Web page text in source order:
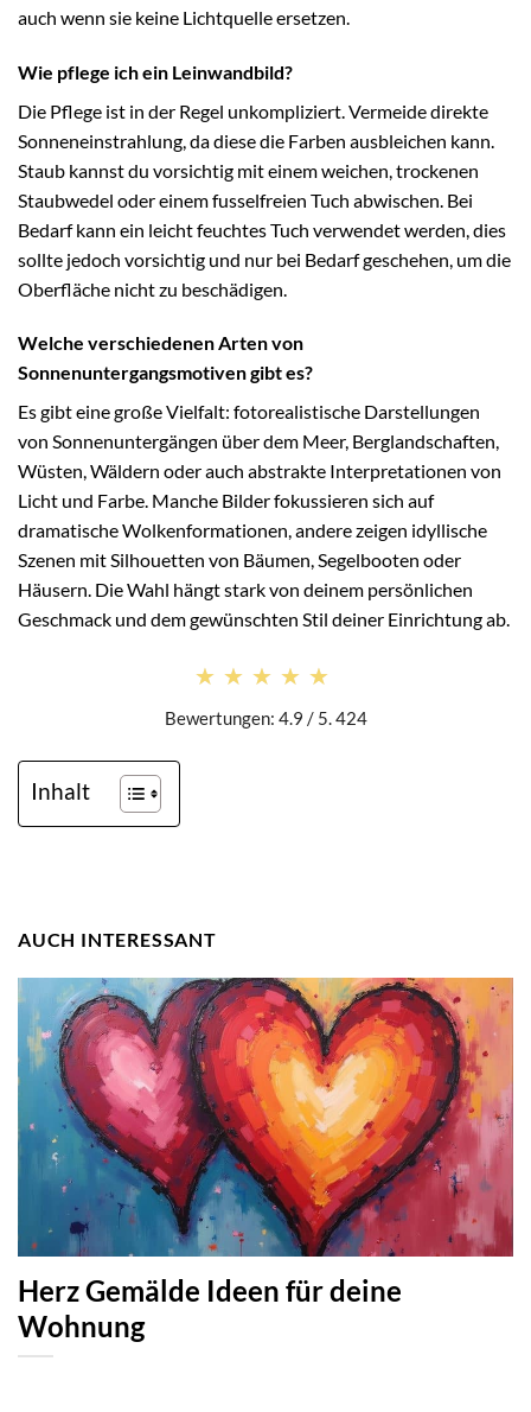
auch wenn sie keine Lichtquelle ersetzen.
Wie pflege ich ein Leinwandbild?
Die Pflege ist in der Regel unkompliziert. Vermeide direkte
Sonneneinstrahlung, da diese die Farben ausbleichen kann.
Staub kannst du vorsichtig mit einem weichen, trockenen
Staubwedel oder einem fusselfreien Tuch abwischen. Bei
Bedarf kann ein leicht feuchtes Tuch verwendet werden, dies
sollte jedoch vorsichtig und nur bei Bedarf geschehen, um die
Oberfläche nicht zu beschädigen.
Welche verschiedenen Arten von
Sonnenuntergangsmotiven gibt es?
Es gibt eine große Vielfalt: fotorealistische Darstellungen
von Sonnenuntergängen über dem Meer, Berglandschaften,
Wüsten, Wäldern oder auch abstrakte Interpretationen von
Licht und Farbe. Manche Bilder fokussieren sich auf
dramatische Wolkenformationen, andere zeigen idyllische
Szenen mit Silhouetten von Bäumen, Segelbooten oder
Häusern. Die Wahl hängt stark von deinem persönlichen
Geschmack und dem gewünschten Stil deiner Einrichtung ab.
★★★★★
★★★★★
Bewertungen: 4.9 / 5. 424
Inhalt
AUCH INTERESSANT
Herz Gemälde Ideen für deine
Wohnung